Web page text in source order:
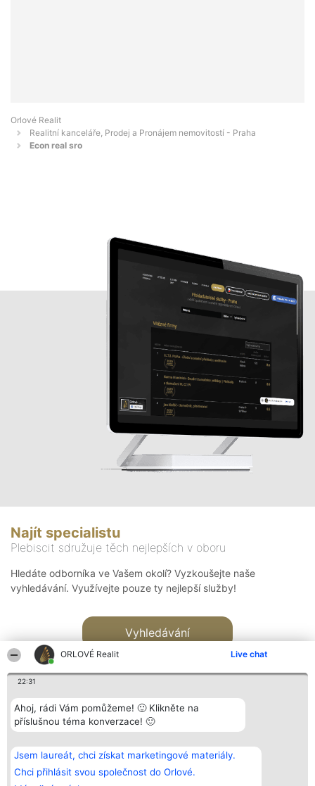
ORLOVÉ Realit Live chat
22:31
Ahoj, rádi Vám pomůžeme! 🙂 Klikněte na
příslušnou téma konverzace! 🙂
Jsem laureát, chci získat marketingové materiály.
Chci přihlásit svou společnost do Orlové.
Orlové Realit
Realitní kanceláře, Prodej a Pronájem nemovitostí - Praha
Econ real sro
Najít specialistu
Plebiscit sdružuje těch nejlepších v oboru
Hledáte odborníka ve Vašem okolí? Vyzkoušejte naše
vyhledávání. Využívejte pouze ty nejlepší služby!
Vyhledávání
Bright Side Solutions sp. z o.
o. sp. k.
ul. Ruska 22
Wrocław 50-079
Vítězové
Seznam všech
laureátů
Zásady
Kontakt